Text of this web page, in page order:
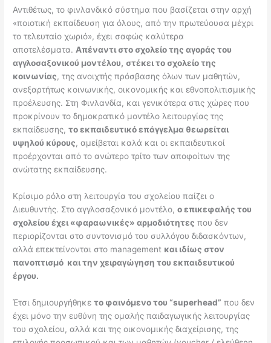
Αντιθέτως, το φινλανδικό σύστημα που βασίζεται στην αρχή
«ποιοτική εκπαίδευση για όλους, από την πρωτεύουσα μέχρι
το τελευταίο χωριό», έχει σαφώς καλύτερα
αποτελέσματα. Απέναντι στο σχολείο της αγοράς του
αγγλοσαξονικού μοντέλου, στέκει το σχολείο της
κοινωνίας, της ανοιχτής πρόσβασης όλων των μαθητών,
ανεξαρτήτως κοινωνικής, οικονομικής και εθνοπολιτισμικής
προέλευσης. Στη Φινλανδία, και γενικότερα στις χώρες που
προκρίνουν το δημοκρατικό μοντέλο λειτουργίας της
εκπαίδευσης,το εκπαιδευτικό επάγγελμα θεωρείται
υψηλού κύρους, αμείβεται καλά και οι εκπαιδευτικοί
προέρχονται από το ανώτερο τρίτο των αποφοίτων της
ανώτατης εκπαίδευσης.
Κρίσιμο ρόλο στη λειτουργία του σχολείου παίζει ο
Διευθυντής. Στο αγγλοσαξονικό μοντέλο,ο επικεφαλής του
σχολείου έχει «φαραωνικές» αρμοδιότητες που δεν
περιορίζονται στο συντονισμό του συλλόγου διδασκόντων,
αλλά επεκτείνονται στο management και ιδίως στον
πανοπτισμό και την χειραγώγηση του εκπαιδευτικού
έργου.
Έτσι δημιουργήθηκετο φαινόμενο του “superhead” που δεν
έχει μόνο την ευθύνη της ομαλής παιδαγωγικής λειτουργίας
του σχολείου, αλλά και της οικονομικής διαχείρισης, της